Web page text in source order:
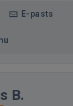
E-pasts
B.